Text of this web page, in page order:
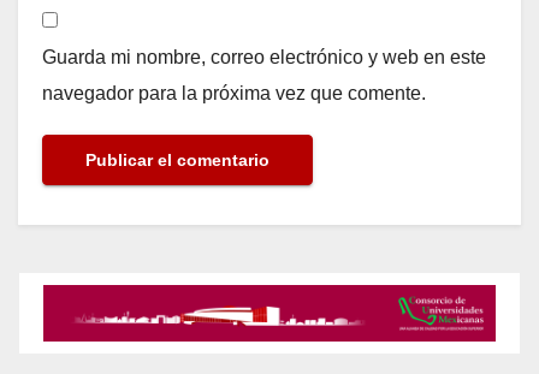
Guarda mi nombre, correo electrónico y web en este
navegador para la próxima vez que comente.